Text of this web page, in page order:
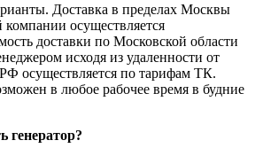
Доставка в пределах Москвы
компании осуществляется
доставки по Московской области
исходя из удаленности от
осуществляется по тарифам ТК.
в любое рабочее время в будние
генератор?